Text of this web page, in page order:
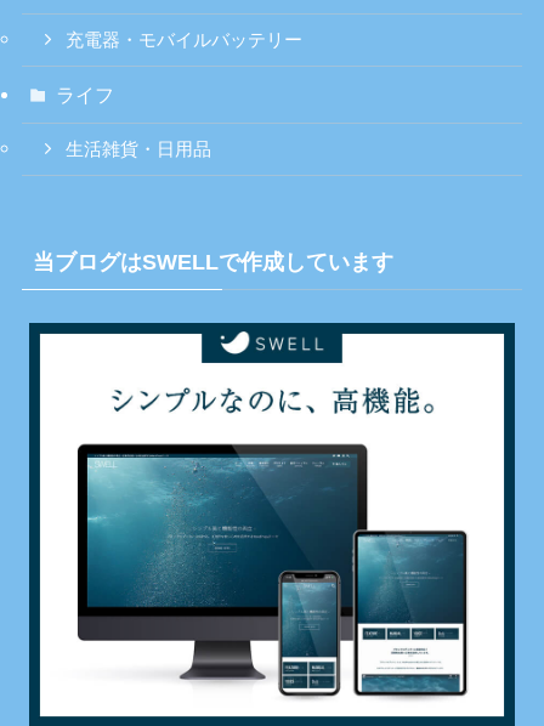
充電器・モバイルバッテリー
ライフ
生活雑貨・日用品
当ブログはSWELLで作成しています